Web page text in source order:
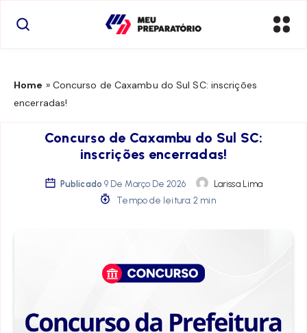
Home » Concurso de Caxambu do Sul SC: inscrições
encerradas!
Concurso de Caxambu do Sul SC:
inscrições encerradas!
Publicado 9 De Março De 2026
Larissa Lima
Tempo de leitura: 2 min